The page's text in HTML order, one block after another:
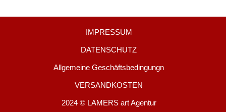
IMPRESSUM
DATENSCHUTZ
Allgemeine Geschäftsbedingungn
VERSANDKOSTEN
2024 © LAMERS art Agentur